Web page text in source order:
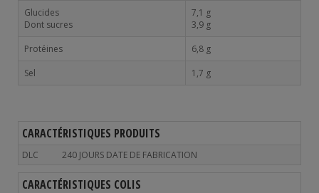
Glucides
Dont sucres
7,1 g
3,9 g
Protéines
6,8 g
Sel
1,7 g
CARACTÉRISTIQUES PRODUITS
DLC 240 JOURS DATE DE FABRICATION
CARACTÉRISTIQUES COLIS